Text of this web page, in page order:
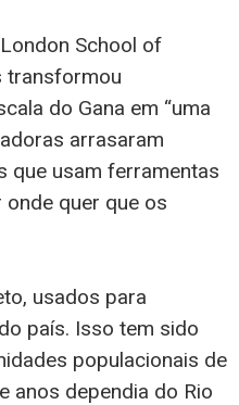
School of
transformou
do Gana em “uma
arrasaram
que usam ferramentas
quer que os
usados para
país. Isso tem sido
populacionais de
anos dependia do Rio